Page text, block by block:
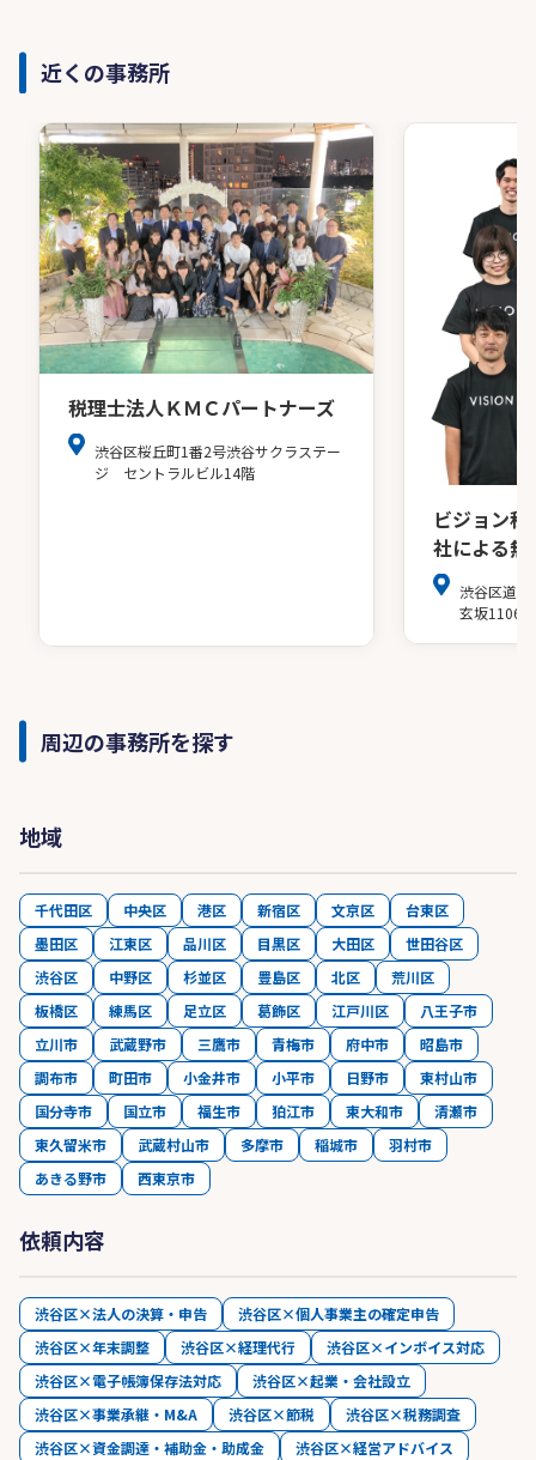
近くの事務所
税理士法人ＫＭＣパートナーズ
渋谷区桜丘町1番2号渋谷サクラステー
ジ セントラルビル14階
ビジョン
社による無
渋谷区道
玄坂1106
周辺の事務所を探す
地域
千代田区 中央区 港区 新宿区 文京区
台東区
墨田区
江東区 品川区 目黒区 大田区
世田谷区
渋谷区
中野区 杉並区 豊島区 北区
荒川区
板橋区
練馬区 足立区 葛飾区 江戸川区
八王子市
立川市
武蔵野市 三鷹市 青梅市 府中市
昭島市
調布市
町田市 小金井市 小平市 日野市
東村山市
国分寺市
国立市 福生市 狛江市 東大和市
清瀬市
東久留米市
武蔵村山市 多摩市 稲城市
羽村市
あきる野市
西東京市
依頼内容
渋谷区×法人の決算・申告
渋谷区×個人事業主の確定申告
渋谷区×年末調整
渋谷区×経理代行
渋谷区×インボイス対応
渋谷区×電子帳簿保存法対応
渋谷区×起業・会社設立
渋谷区×事業承継・M&A
渋谷区×節税
渋谷区×税務調査
渋谷区×資金調達・補助金・助成金
渋谷区×経営アドバイス